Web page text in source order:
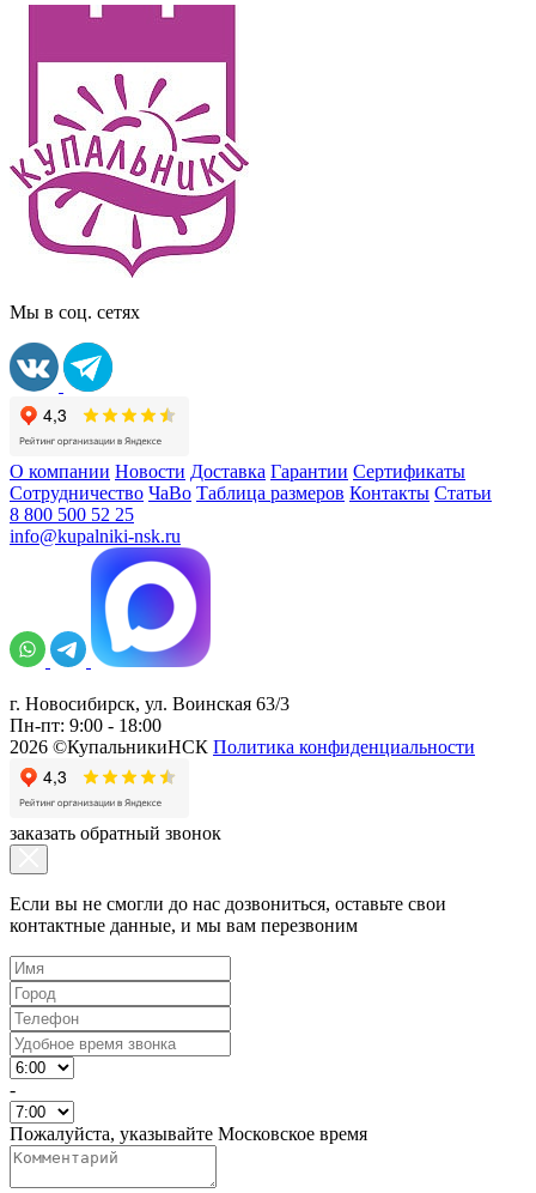
Мы в соц. сетях
О компании Новости Доставка Гарантии Сертификаты
Сотрудничество ЧаВо Таблица размеров Контакты Статьи
8 800 500 52 25
info@kupalniki-nsk.ru
г. Новосибирск, ул. Воинская 63/3
Пн-пт: 9:00 - 18:00
2026 ©КупальникиНСК Политика конфиденциальности
заказать обратный звонок
Если вы не смогли до нас дозвониться, оставьте свои
контактные данные, и мы вам перезвоним
-
Пожалуйста, указывайте Московское время